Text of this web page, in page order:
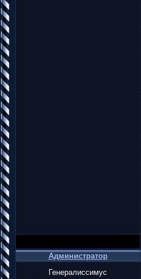
Администратор
Генералиссимус